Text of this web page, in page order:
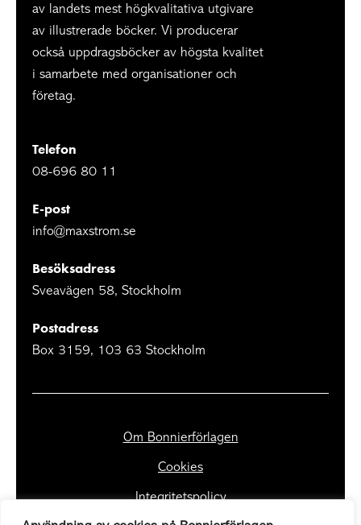
av landets mest högkvalitativa utgivare
av illustrerade böcker. Vi producerar
också uppdragsböcker av högsta kvalitet
i samarbete med organisationer och
företag.
Telefon
08-696 80 11
E-post
info@maxstrom.se
Besöksadress
Sveavägen 58, Stockholm
Postadress
Box 3159, 103 63 Stockholm
Om Bonnierförlagen
Cookies
Integritetspolicy